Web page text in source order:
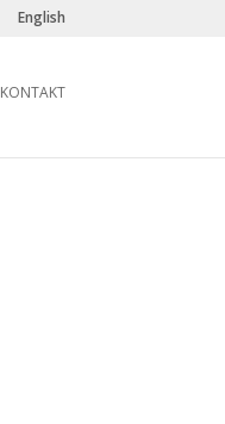
English
KONTAKT